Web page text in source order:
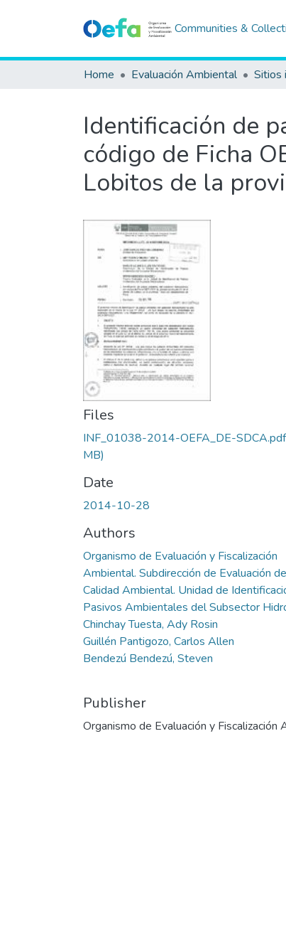
Communities &
Home Evaluación Ambiental Sitios
Identificación de
código de Ficha
Lobitos de la
Files
INF_01038-2014-OEFA_DE-SDCA.pdf
MB)
Date
2014-10-28
Authors
Organismo de Evaluación y Fiscalización
Ambiental. Subdirección de Evaluación
Calidad Ambiental. Unidad de
Pasivos Ambientales del Subsector
Chinchay Tuesta, Ady Rosin
Guillén Pantigozo, Carlos Allen
Bendezú Bendezú, Steven
Publisher
Organismo de Evaluación y Fiscalización